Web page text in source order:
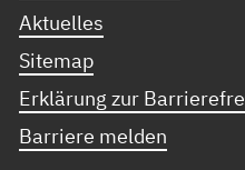
Aktuelles
Sitemap
Erklärung zur
Barriere melden